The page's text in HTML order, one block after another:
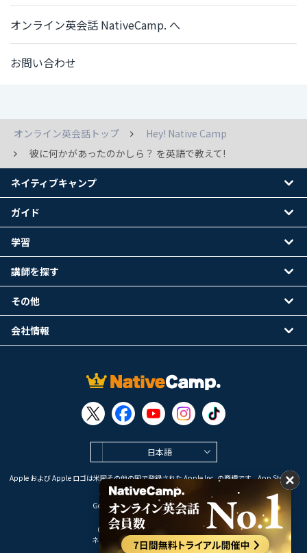
オンライン英会話 NativeCamp. へ
お問い合わせ
オンライン英会話トップ
Hey! Native Camp
彼に何かがあったのかしら？ を英語で教えて!
日本語
Apple および Apple ロゴは米国その他の国で登録された Apple Inc. の商標です。App Store は
Apple Inc. のサービスマークです。
Google Play は Google LLC の商標です。
Copyright © 2026 オンライン英会話
ネイティブキャンプ All Rights Reserved.
ネイティブキャンプ
ガイド
学習
講師を探す
その他
会社情報